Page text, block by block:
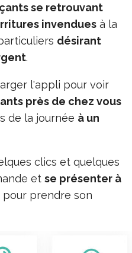
se retrouvant
invendues à la
désirant
.
l'appli pour voir
près de chez vous
de la journée à un
clics et quelques
et se présenter à
pour prendre son